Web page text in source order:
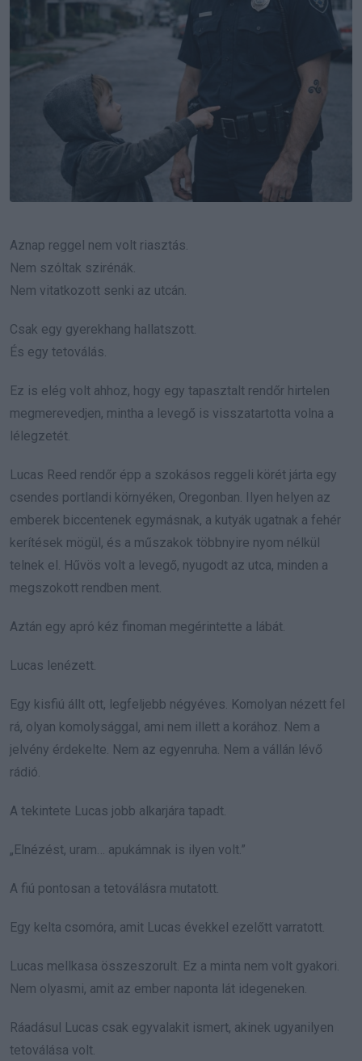
Aznap reggel nem volt riasztás.
Nem szóltak szirénák.
Nem vitatkozott senki az utcán.
Csak egy gyerekhang hallatszott.
És egy tetoválás.
Ez is elég volt ahhoz, hogy egy tapasztalt rendőr hirtelen
megmerevedjen, mintha a levegő is visszatartotta volna a
lélegzetét.
Lucas Reed rendőr épp a szokásos reggeli körét járta egy
csendes portlandi környéken, Oregonban. Ilyen helyen az
emberek biccentenek egymásnak, a kutyák ugatnak a fehér
kerítések mögül, és a műszakok többnyire nyom nélkül
telnek el. Hűvös volt a levegő, nyugodt az utca, minden a
megszokott rendben ment.
Aztán egy apró kéz finoman megérintette a lábát.
Lucas lenézett.
Egy kisfiú állt ott, legfeljebb négyéves. Komolyan nézett fel
rá, olyan komolysággal, ami nem illett a korához. Nem a
jelvény érdekelte. Nem az egyenruha. Nem a vállán lévő
rádió.
A tekintete Lucas jobb alkarjára tapadt.
„Elnézést, uram… apukámnak is ilyen volt.”
A fiú pontosan a tetoválásra mutatott.
Egy kelta csomóra, amit Lucas évekkel ezelőtt varratott.
Lucas mellkasa összeszorult. Ez a minta nem volt gyakori.
Nem olyasmi, amit az ember naponta lát idegeneken.
Ráadásul Lucas csak egyvalakit ismert, akinek ugyanilyen
tetoválása volt.